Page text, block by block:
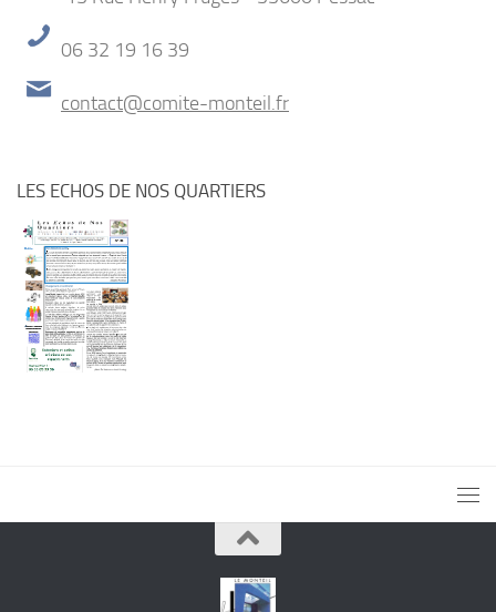
06 32 19 16 39
contact@comite-monteil.fr
LES ECHOS DE NOS QUARTIERS